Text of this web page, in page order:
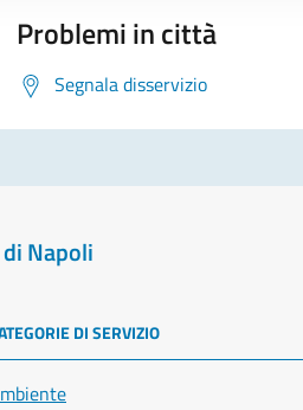
Problemi in città
Segnala disservizio
Napoli
DI SERVIZIO